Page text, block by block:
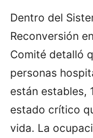
Dentro del
Reconversión
Comité detalló
personas
están estables,
estado crítico
vida. La